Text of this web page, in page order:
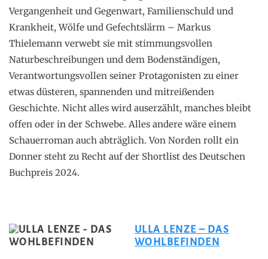
Vergangenheit und Gegenwart, Familienschuld und
Krankheit, Wölfe und Gefechtslärm – Markus
Thielemann verwebt sie mit stimmungsvollen
Naturbeschreibungen und dem Bodenständigen,
Verantwortungsvollen seiner Protagonisten zu einer
etwas düsteren, spannenden und mitreißenden
Geschichte. Nicht alles wird auserzählt, manches bleibt
offen oder in der Schwebe. Alles andere wäre einem
Schauerroman auch abträglich. Von Norden rollt ein
Donner steht zu Recht auf der Shortlist des Deutschen
Buchpreis 2024.
ULLA LENZE – DAS
WOHLBEFINDEN